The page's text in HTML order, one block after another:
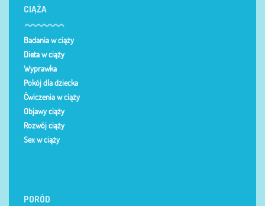
CIĄŻA
Badania w ciąży
Dieta w ciąży
Wyprawka
Pokój dla dziecka
Ćwiczenia w ciąży
Objawy ciąży
Rozwój ciąży
Sex w ciąży
PORÓD